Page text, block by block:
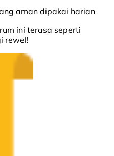
aman dipakai harian
ini terasa seperti
rewel!